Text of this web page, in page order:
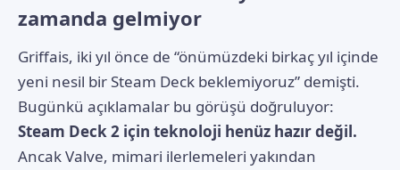
zamanda gelmiyor
Griffais, iki yıl önce de “önümüzdeki birkaç yıl içinde
yeni nesil bir Steam Deck beklemiyoruz” demişti.
Bugünkü açıklamalar bu görüşü doğruluyor:
Steam Deck 2 için teknoloji henüz hazır değil.
Ancak Valve, mimari ilerlemeleri yakından